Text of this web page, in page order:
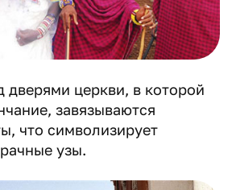
дверями церкви, в которой
завязываются
что символизирует
узы.